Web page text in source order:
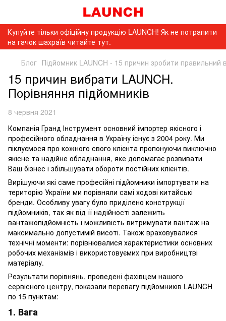
Купуйте тільки офіційну продукцію LAUNCH! Як не потрапити
на гачок шахраїв читайте тут.
Блог Підйомник LAUNCH - 15 причин зробити правильний
15 причин вибрати LAUNCH.
Порівняння підйомників
8 червня 2021
Компанія Гранд Інструмент основний імпортер якісного і
професійного обладнання в Україну існує з 2004 року. Ми
піклуємося про кожного свого клієнта пропонуючи виключно
якісне та надійне обладнання, яке допомагає розвивати
Ваш бізнес і збільшувати обороти постійних клієнтів.
Вирішуючи які саме професійні підйомники імпортувати на
територію України ми порівняли самі ходові китайські
бренди. Особливу увагу було приділено конструкції
підйомників, так як від її надійності залежить
вантажопідйомність і можливість витримувати вантаж на
максимально допустимій висоті. Також враховувалися
технічні моменти: порівнювалися характеристики основних
робочих механізмів і використовуємих при виробництві
матеріалу.
Результати порівнянь, проведені фахівцем нашого
сервісного центру, показали перевагу підйомників LAUNCH
по 15 пунктам:
1. Вага